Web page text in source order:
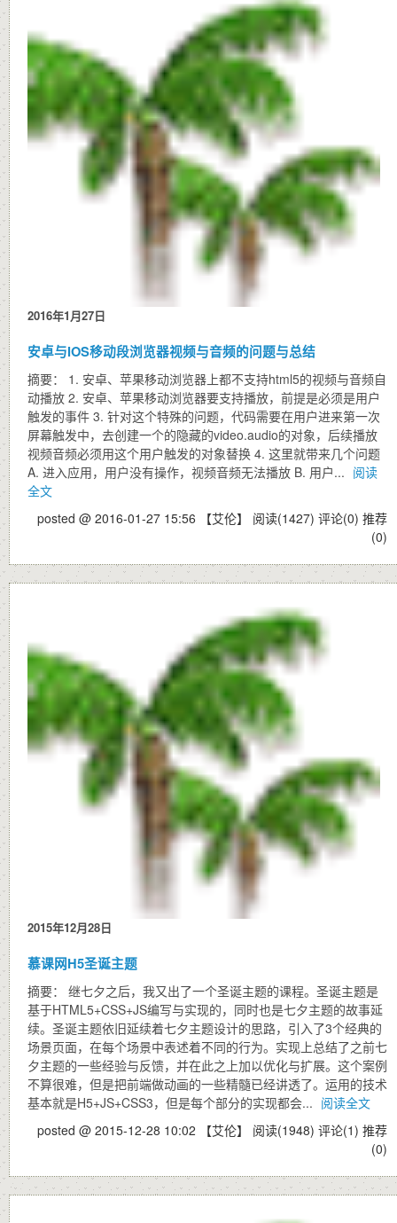
2016年1月27日
安卓与IOS移动段浏览器视频与音频的问题与总结
摘要： 1. 安卓、苹果移动浏览器上都不支持html5的视频与音频自
动播放 2. 安卓、苹果移动浏览器要支持播放，前提是必须是用户
触发的事件 3. 针对这个特殊的问题，代码需要在用户进来第一次
屏幕触发中，去创建一个的隐藏的video.audio的对象，后续播放
视频音频必须用这个用户触发的对象替换 4. 这里就带来几个问题
A. 进入应用，用户没有操作，视频音频无法播放 B. 用户... 阅读
全文
posted @ 2016-01-27 15:56 【艾伦】 阅读(1427) 评论(0) 推荐
(0)
2015年12月28日
慕课网H5圣诞主题
摘要： 继七夕之后，我又出了一个圣诞主题的课程。圣诞主题是
基于HTML5+CSS+JS编写与实现的，同时也是七夕主题的故事延
续。圣诞主题依旧延续着七夕主题设计的思路，引入了3个经典的
场景页面，在每个场景中表述着不同的行为。实现上总结了之前七
夕主题的一些经验与反馈，并在此之上加以优化与扩展。这个案例
不算很难，但是把前端做动画的一些精髓已经讲透了。运用的技术
基本就是H5+JS+CSS3，但是每个部分的实现都会... 阅读全文
posted @ 2015-12-28 10:02 【艾伦】 阅读(1948) 评论(1) 推荐
(0)